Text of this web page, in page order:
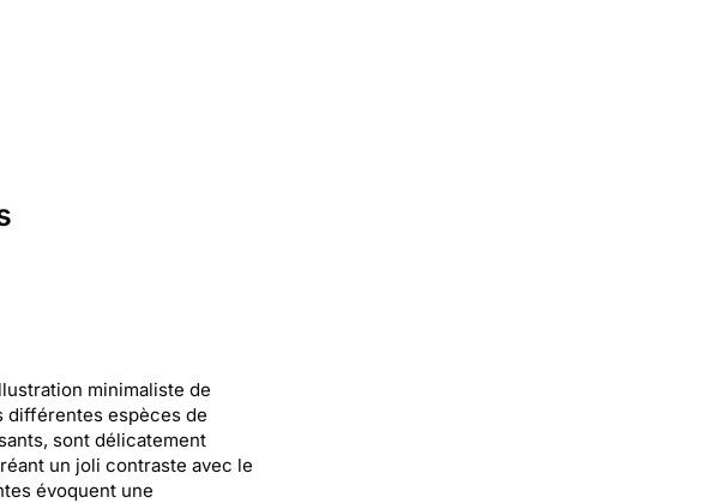
minimaliste de
différentes espèces de
sont délicatement
un joli contraste avec le
évoquent une